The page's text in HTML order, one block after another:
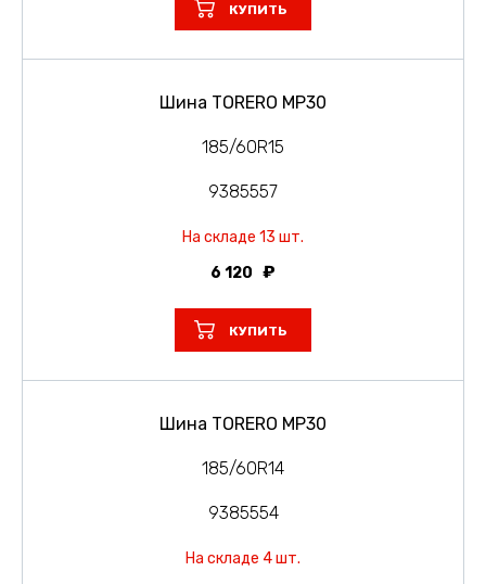
КУПИТЬ
Шина TORERO MP30
185/60R15
9385557
На складе 13 шт.
6 120
КУПИТЬ
Шина TORERO MP30
185/60R14
9385554
На складе 4 шт.